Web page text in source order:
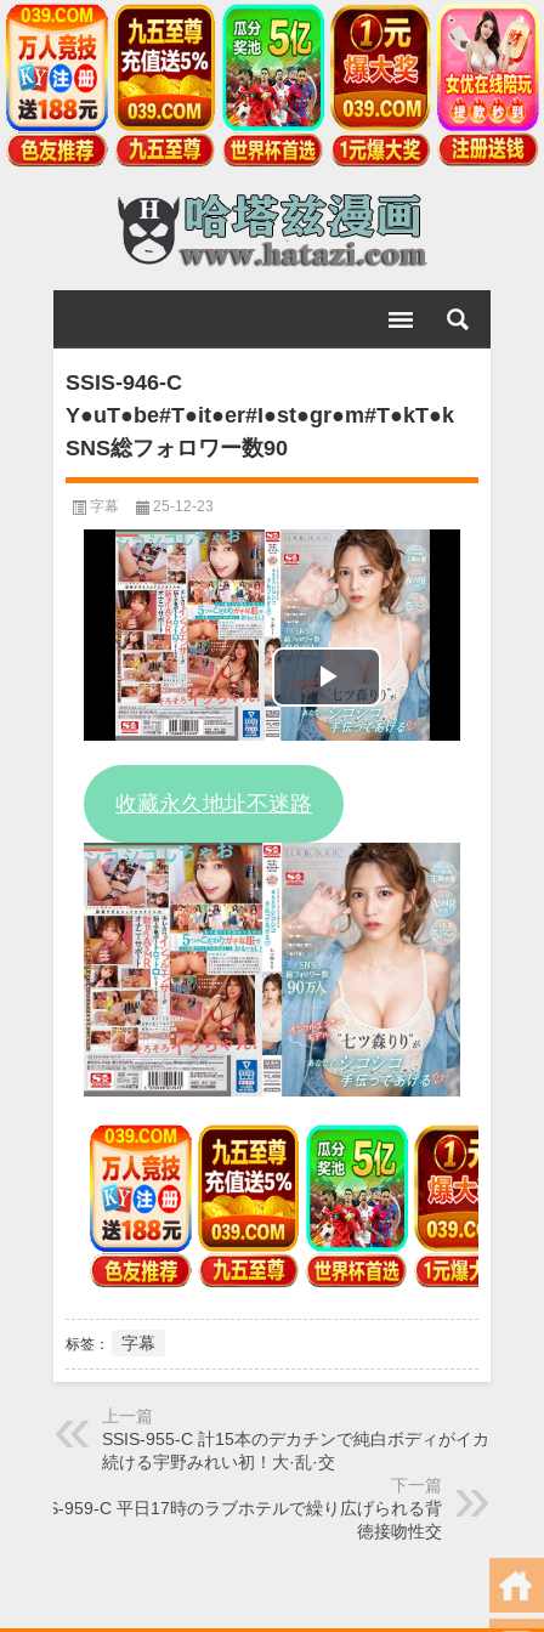
SSIS-946-C
Y●uT●be#T●it●er#I●st●gr●m#T●kT●k
SNS総フォロワー数90
字幕 25-12-23
Play
收藏永久地址不迷路
标签： 字幕
上一篇
SSIS-955-C 計15本のデカチンで純白ボディがイカされ
続ける宇野みれい初！大·乱·交
下一篇
SSIS-959-C 平日17時のラブホテルで繰り広げられる背
徳接吻性交